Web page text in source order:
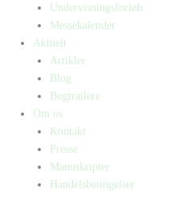
Undervisningsforløb
Messekalender
Aktuelt
Artikler
Blog
Bogtrailere
Om os
Kontakt
Presse
Manuskripter
Handelsbetingelser